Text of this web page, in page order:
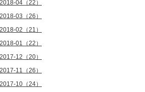
2018-04（22）
2018-03（26）
2018-02（21）
2018-01（22）
2017-12（20）
2017-11（26）
2017-10（24）